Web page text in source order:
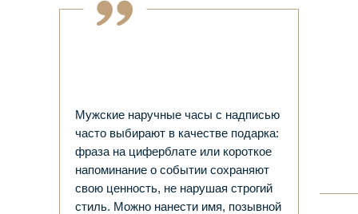
Мужские наручные часы с надписью
часто выбирают в качестве подарка:
фраза на циферблате или короткое
напоминание о событии сохраняют
свою ценность, не нарушая строгий
стиль. Можно нанести имя, позывной